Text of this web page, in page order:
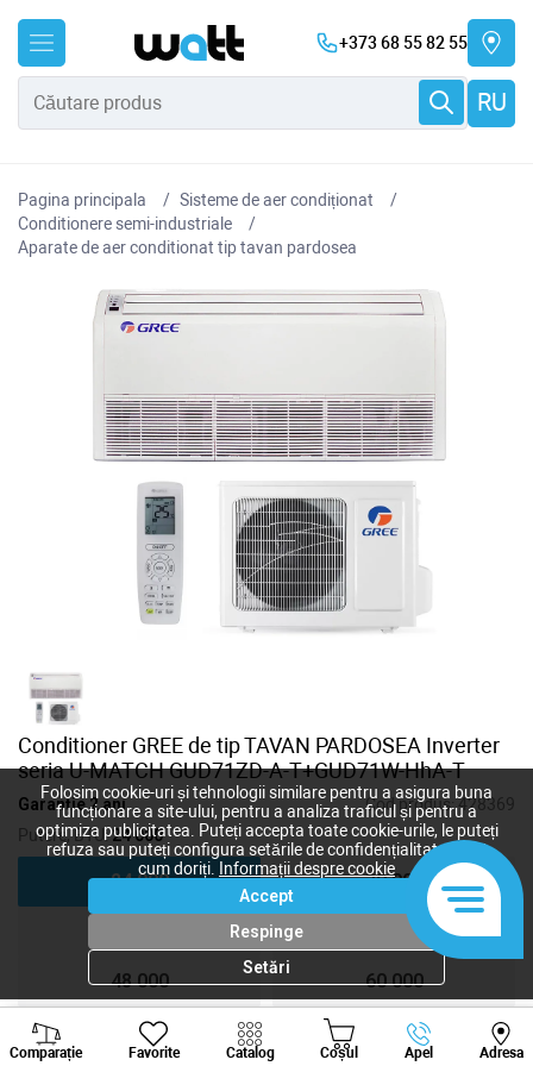
+373 68 55 82 55
RU
Pagina principala
Sisteme de aer condiționat
Conditionere semi-industriale
Aparate de aer conditionat tip tavan pardosea
Conditioner GREE de tip TAVAN PARDOSEA Inverter
seria U-MATCH GUD71ZD-A-T+GUD71W-HhA-T
Garanție 2 ani Cod produs:428369
Putere, BTU:24 000
24 000 30 000
42 000
48 000 60 000
Comparație Favorite Catalog Coșul Apel Adresa
Viber Whatsapp
Folosim cookie-uri și tehnologii similare pentru a asigura buna
funcționare a site-ului, pentru a analiza traficul și pentru a
optimiza publicitatea. Puteți accepta toate cookie-urile, le puteți
refuza sau puteți configura setările de confidențialitate după
cum doriți.
Informații despre cookie
Accept
Respinge
Setări